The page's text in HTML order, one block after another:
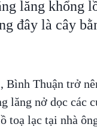
lăng khổng
đây là cây
Bình Thuận trở
lăng nở dọc các
toạ lạc tại nhà